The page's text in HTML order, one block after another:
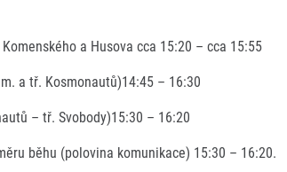
a Husova cca 15:20 – cca 15:55
a tř. Kosmonautů)14:45 – 16:30
– tř. Svobody)15:30 – 16:20
běhu (polovina komunikace) 15:30 – 16:20.